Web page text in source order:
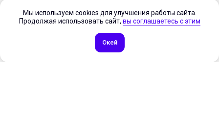
Мы используем cookies для улучшения работы сайта.
Продолжая использовать сайт, вы соглашаетесь с этим
Окей
безопасности для
продуктовых команд